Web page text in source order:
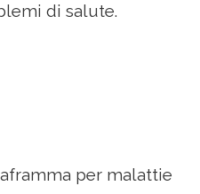
di salute.
per malattie